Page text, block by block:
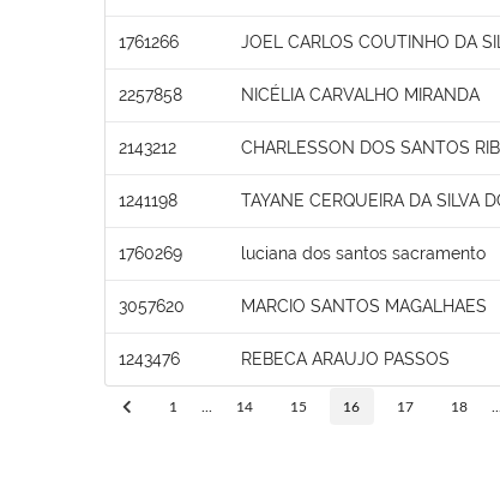
1761266 JOEL CARLOS COUTINHO DA
2257858 NICÉLIA CARVALHO MIRANDA
2143212 CHARLESSON DOS SANTOS
1241198 TAYANE CERQUEIRA DA SILVA
1760269 luciana dos santos sacramento
3057620 MARCIO SANTOS MAGALHAES
1243476 REBECA ARAUJO PASSOS
1 14 15 16 17 18